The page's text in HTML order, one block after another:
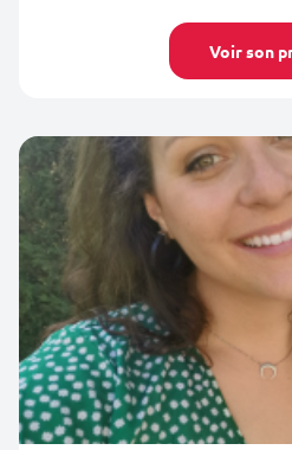
Voir son